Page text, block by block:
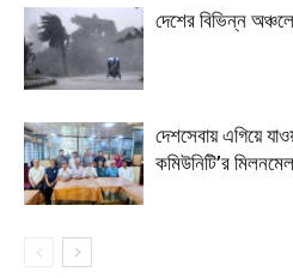
দেশের বিভিন্ন
দেশসেবায় এগিয়ে
কমিউনিটি’র